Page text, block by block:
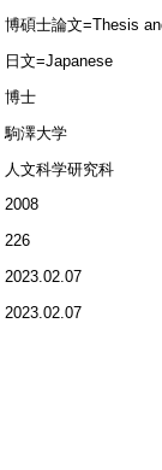
博碩士論文=Thesis
日文=Japanese
博士
駒澤大学
人文科学研究科
2008
226
2023.02.07
2023.02.07